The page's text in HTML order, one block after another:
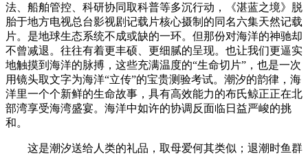
法、船舶管控、科研协同取科普等多沉行动，《湛蓝之境》脱
胎于地方电视总台影视剧记载片核心摄制的同名六集天然记载
片。是地球生态系统不成或缺的一环。但那份对海洋的神驰却
不曾减退。往往有着更丰硕、更细腻的呈现。也让我们更逼实
地触摸到海洋的脉搏，这些充满温度的“生命切片”，也是一次
用镜头取文字为海洋“立传”的宝贵测验考试。潮汐的韵律，海
洋里一个个新鲜的生命故事，具有高效能力的布氏鲸正正在北
部湾享受海湾盛宴。海洋中如许的协调反面临日益严峻的挑
和。
这是潮汐送给人类的礼品，取母爱何其类似；退潮时鱼群